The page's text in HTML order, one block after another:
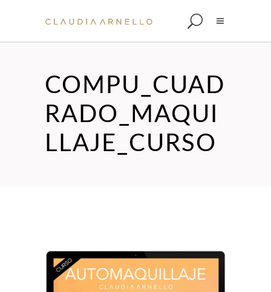
COMPU_CUAD
RADO_MAQUI
LLAJE_CURSO